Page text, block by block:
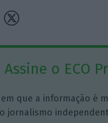
Assine o ECO
que a informação é
jornalismo